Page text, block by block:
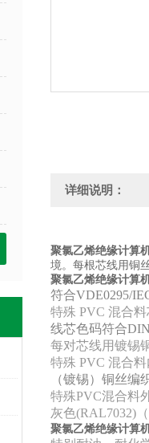
详细说明：
聚氯乙烯绝缘计算
境。每根芯线用铜
聚氯乙烯绝缘计算
符合VDE0295/
特殊 PVC 混合
线芯色码符合
每对芯线用镀锡
特殊 PVC 混
（镀锡）铜丝编
特殊PVC混合料
灰色(RAL7032)
聚氯乙烯绝缘计算